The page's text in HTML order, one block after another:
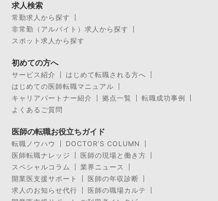
求人検索
常勤求人から探す
非常勤（アルバイト）求人から探す
スポット求人から探す
初めての方へ
サービス紹介
はじめて転職される方へ
はじめての医師転職マニュアル
キャリアパートナー紹介
拠点一覧
転職成功事例
よくあるご質問
医師の転職お役立ちガイド
転職ノウハウ
DOCTOR’S COLUMN
医師転職ナレッジ
医師の現場と働き方
スペシャルコラム
業界ニュース
開業医支援サポート
医師の年収診断
求人のお知らせ代行
医師の職場カルテ